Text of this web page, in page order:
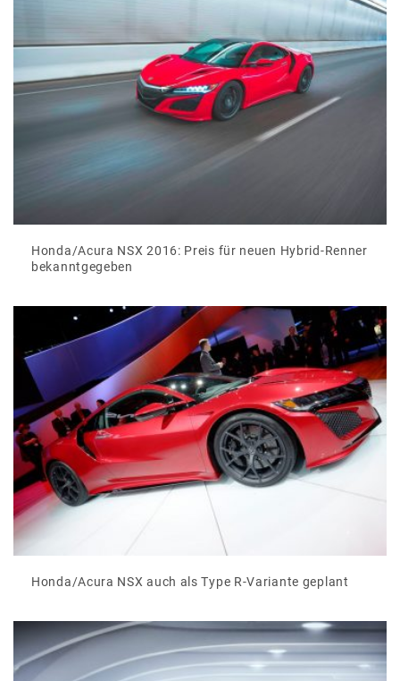
Honda/Acura NSX 2016: Preis für neuen Hybrid-Renner
bekanntgegeben
Honda/Acura NSX auch als Type R-Variante geplant